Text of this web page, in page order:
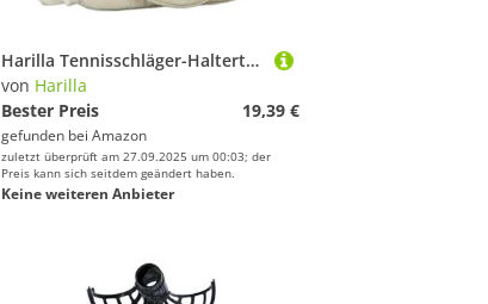
Harilla Tennisschläger-Haltertasche, Tennishandtasche mit abnehmbarem, verstellbarem Schultergurt, große Badminton-Umhängetasche, Schlägerhalter, Beige
von Harilla
Bester Preis
19,39 €
gefunden bei Amazon
zuletzt überprüft am 27.09.2025 um 00:03; der
Preis kann sich seitdem geändert haben.
Keine weiteren Anbieter